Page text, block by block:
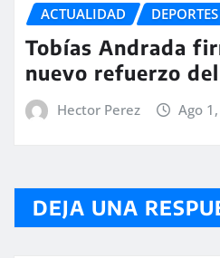
ACTUALIDAD DEPORTES
Tobías Andrada
nuevo refuerzo
Hector Perez Ago
DEJA UNA